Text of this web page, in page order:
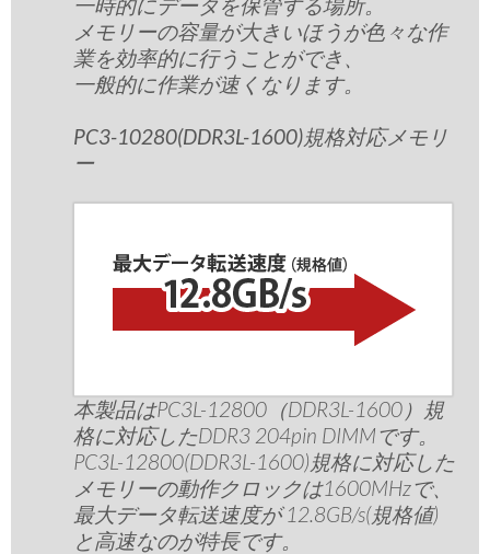
メモリーの容量が大きいほうが色々な作
業を効率的に行うことができ、
一般的に作業が速くなります。
PC3-10280(DDR3L-1600)規格対応メモリ
ー
本製品はPC3L-12800（DDR3L-1600）規
格に対応したDDR3 204pin DIMMです。
PC3L-12800(DDR3L-1600)規格に対応した
メモリーの動作クロックは1600MHzで、
最大データ転送速度が 12.8GB/s(規格値)
と高速なのが特長です。